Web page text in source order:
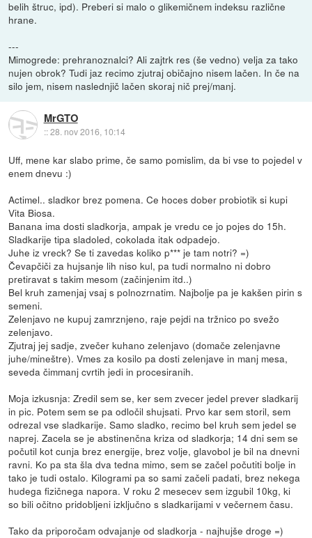
belih štruc, ipd). Preberi si malo o glikemičnem indeksu različne
hrane.
---
Mimogrede: prehranoznalci? Ali zajtrk res (še vedno) velja za tako
nujen obrok? Tudi jaz recimo zjutraj običajno nisem lačen. In če na
silo jem, nisem naslednjič lačen skoraj nič prej/manj.
MrGTO
::28. nov 2016, 10:14
Uff, mene kar slabo prime, če samo pomislim, da bi vse to pojedel v
enem dnevu :)
Actimel.. sladkor brez pomena. Ce hoces dober probiotik si kupi
Vita Biosa.
Banana ima dosti sladkorja, ampak je vredu ce jo pojes do 15h.
Sladkarije tipa sladoled, cokolada itak odpadejo.
Juhe iz vreck? Se ti zavedas koliko p*** je tam notri? =)
Čevapčiči za hujsanje lih niso kul, pa tudi normalno ni dobro
pretiravat s takim mesom (začinjenim itd..)
Bel kruh zamenjaj vsaj s polnozrnatim. Najbolje pa je kakšen pirin s
semeni.
Zelenjavo ne kupuj zamrznjeno, raje pejdi na tržnico po svežo
zelenjavo.
Zjutraj jej sadje, zvečer kuhano zelenjavo (domače zelenjavne
juhe/mineštre). Vmes za kosilo pa dosti zelenjave in manj mesa,
seveda čimmanj cvrtih jedi in procesiranih.
Moja izkusnja: Zredil sem se, ker sem zvecer jedel prever sladkarij
in pic. Potem sem se pa odločil shujsati. Prvo kar sem storil, sem
odrezal vse sladkarije. Samo sladko, recimo bel kruh sem jedel se
naprej. Zacela se je abstinenčna kriza od sladkorja; 14 dni sem se
počutil kot cunja brez energije, brez volje, glavobol je bil na dnevni
ravni. Ko pa sta šla dva tedna mimo, sem se začel počutiti bolje in
tako je tudi ostalo. Kilogrami pa so sami začeli padati, brez nekega
hudega fizičnega napora. V roku 2 mesecev sem izgubil 10kg, ki
so bili očitno pridobljeni izključno s sladkarijami v večernem času.
Tako da priporočam odvajanje od sladkorja - najhujše droge =)